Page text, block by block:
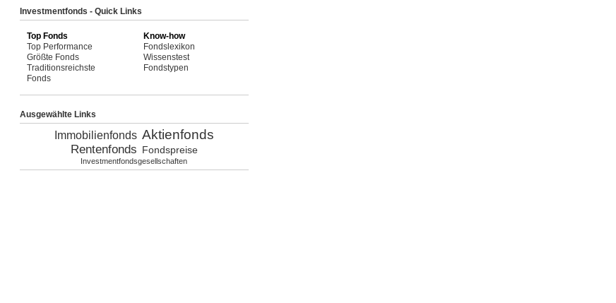
Investmentfonds - Quick Links
Top Fonds
Top Performance
Größte Fonds
Traditionsreichste
Fonds
Know-how
Fondslexikon
Wissenstest
Fondstypen
Ausgewählte Links
Immobilienfonds Aktienfonds
Rentenfonds Fondspreise
Investmentfondsgesellschaften